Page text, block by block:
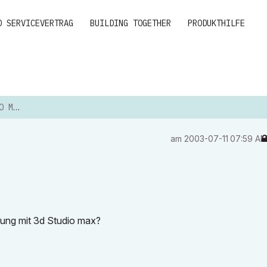
SERVICEVERTRAG BUILDING TOGETHER PRODUKTHILFE
am ‎2003-07-11 07:59 AM
mit 3d Studio max?